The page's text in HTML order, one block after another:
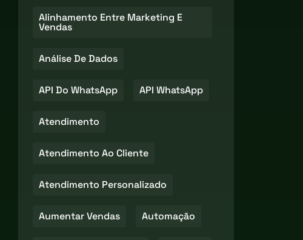
Alinhamento Entre Marketing E
Vendas
Análise De Dados
API Do WhatsApp API WhatsApp
Atendimento
Atendimento Ao Cliente
Atendimento Personalizado
Aumentar Vendas Automação